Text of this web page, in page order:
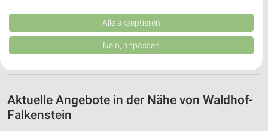
Verfügung, damit Du in Waldhof-Falkenstein immer über
aktuelle Schnäppchen informiert bist und Deinen Einkauf
Viel Spaß beim Online stöbern und Schnäppchen finden.
Aktuelle Angebote in der Nähe von Waldhof-
Falkenstein
Kombinationen von Daten aus verschiedenen Quellen. Entwicklung und
Verbesserung der Angebote. Verwendung reduzierter Daten zur Auswahl
von Inhalten.
Daten können außerhalb der Europäischen Union weitergegeben und in die
Website/App.
Wir nutzen Ihre Daten für folgende Zwecke:
IAB-Verarbeitungszwecke:
Alle akzeptieren
Nein, anpassen